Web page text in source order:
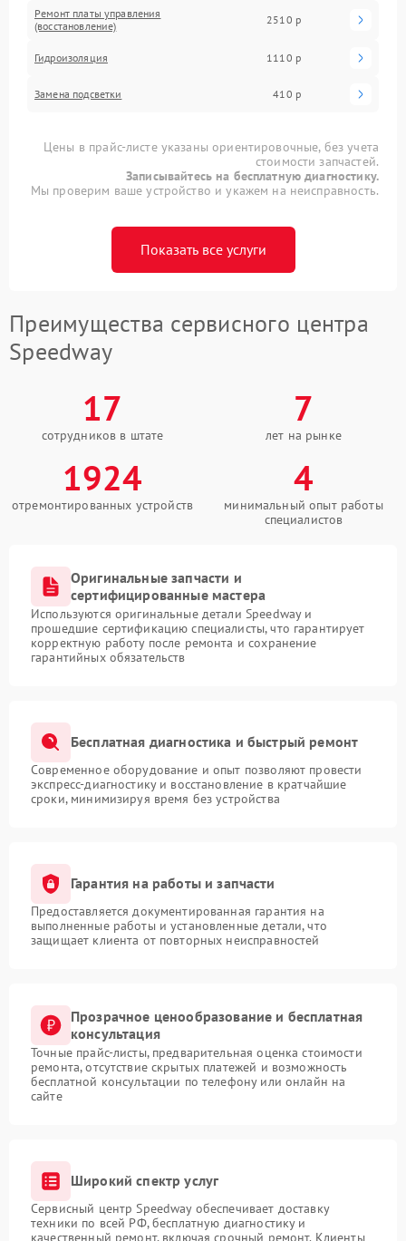
Ремонт платы управления
(восстановление)
2510 р
Гидроизоляция 1110 р
Замена подсветки 410 р
Цены в прайс-листе указаны ориентировочные, без учета
стоимости запчастей.
Записывайтесь на бесплатную диагностику.
Мы проверим ваше устройство и укажем на неисправность.
Показать все услуги
Преимущества сервисного центра
Speedway
17
сотрудников в штате
7
лет на рынке
1924
отремонтированных устройств
4
минимальный опыт работы
специалистов
Оригинальные запчасти и
сертифицированные мастера
Используются оригинальные детали Speedway и
прошедшие сертификацию специалисты, что гарантирует
корректную работу после ремонта и сохранение
гарантийных обязательств
Бесплатная диагностика и быстрый ремонт
Современное оборудование и опыт позволяют провести
экспресс-диагностику и восстановление в кратчайшие
сроки, минимизируя время без устройства
Гарантия на работы и запчасти
Предоставляется документированная гарантия на
выполненные работы и установленные детали, что
защищает клиента от повторных неисправностей
Прозрачное ценообразование и бесплатная
консультация
Точные прайс-листы, предварительная оценка стоимости
ремонта, отсутствие скрытых платежей и возможность
бесплатной консультации по телефону или онлайн на
сайте
Широкий спектр услуг
Сервисный центр Speedway обеспечивает доставку
техники по всей РФ, бесплатную диагностику и
качественный ремонт, включая срочный ремонт. Клиенты